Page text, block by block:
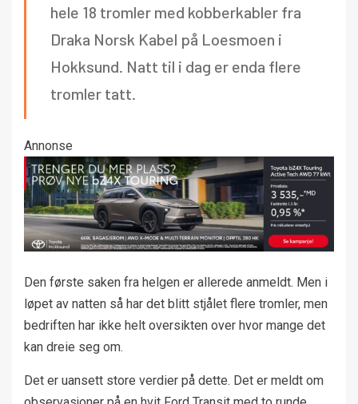
hele 18 tromler med kobberkabler fra
Draka Norsk Kabel på Loesmoen i
Hokksund. Natt til i dag er enda flere
tromler tatt.
Annonse
Den første saken fra helgen er allerede anmeldt. Men i
løpet av natten så har det blitt stjålet flere tromler, men
bedriften har ikke helt oversikten over hvor mange det
kan dreie seg om.
Det er uansett store verdier på dette. Det er meldt om